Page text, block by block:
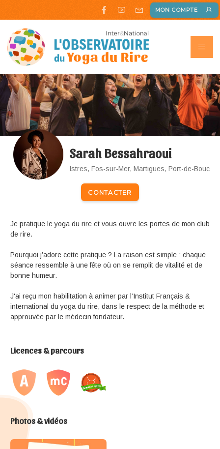
MON COMPTE
Sarah Bessahraoui
Istres, Fos-sur-Mer, Martigues, Port-de-Bouc
CONTACTER
Je pratique le yoga du rire et vous ouvre les portes de mon club
de rire.
Pourquoi j’adore cette pratique ? La raison est simple : chaque
séance ressemble à une fête où on se remplit de vitalité et de
bonne humeur.
J'ai reçu mon habilitation à animer par l’Institut Français &
international du yoga du rire, dans le respect de la méthode et
approuvée par le médecin fondateur.
Licences & parcours
Photos & vidéos